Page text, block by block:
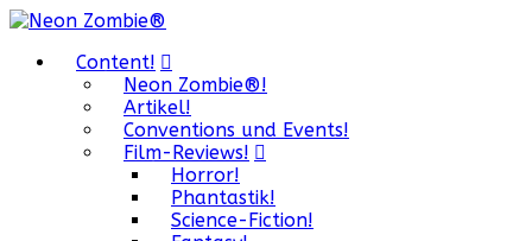
Content!
Neon Zombie®!
Artikel!
Conventions und Events!
Film-Reviews!
Horror!
Phantastik!
Science-Fiction!